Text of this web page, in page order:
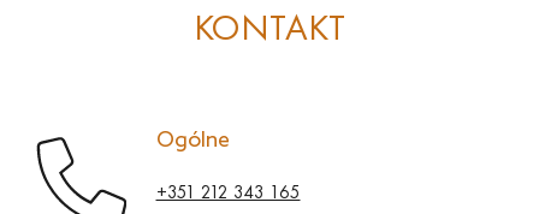
KONTAKT
Ogólne
+351 212 343 165